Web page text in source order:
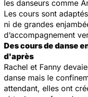
les danseurs comme
Les cours sont
ni de grandes
d’accompagnement
Des cours de danse
d'après
Rachel et Fanny
danse mais le
attendant, elles ont